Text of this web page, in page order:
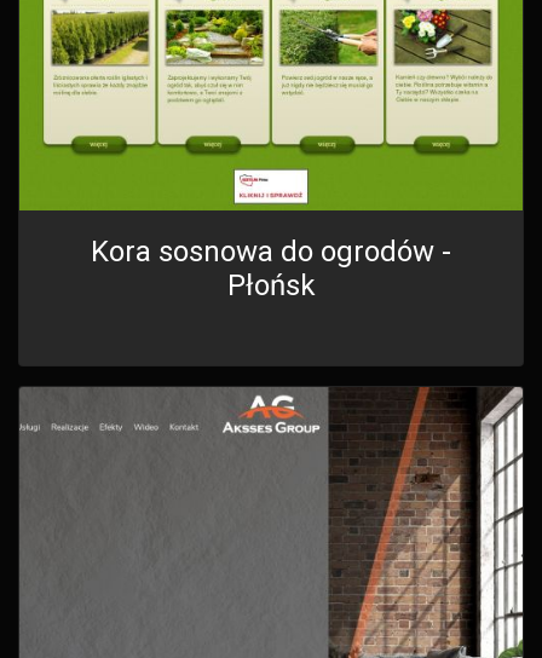
Kora sosnowa do ogrodów -
Płońsk